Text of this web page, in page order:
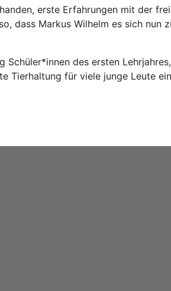
erste Erfahrungen mit der
dass Markus Wilhelm es sich nun
des ersten
Tierhaltung für viele junge Leute